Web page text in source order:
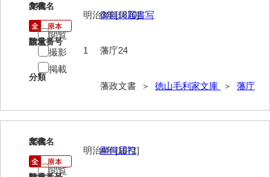
上御用所日記
山方日記
山下札大縛
山畝反運上究帳
24
文書名
御願伺届書写
請求番号
藩庁24
分類
藩政文書 ＞ 徳山毛利家文庫 ＞ 藩庁
年代
明治3年[1870]
数量
1
閲覧
撮影
掲載
25
文書名
願伺届控
年代
明治4年[1871]
閲覧